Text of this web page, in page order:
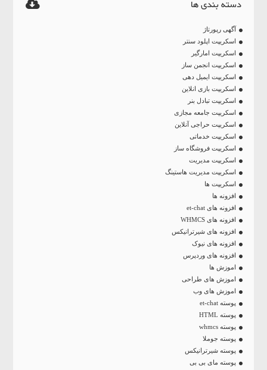
دسته بندی ها
آگهی رپورتاژ
اسکریپت اپلود سنتر
اسکریپت امارگیر
اسکریپت انجمن ساز
اسکریپت ایمیل دهی
اسکریپت بازی انلاین
اسکریپت تبادل بنر
اسکریپت جامعه مجازی
اسکریپت حراجی آنلاین
اسکریپت خدماتی
اسکریپت فروشگاه ساز
اسکریپت مدیریت
اسکریپت مدیریت هاستینگ
اسکریپت ها
افزونه ها
افزونه های et-chat
افزونه های WHMCS
افزونه های شیرترانیکس
افزونه های نیوک
افزونه های وردپرس
اموزش ها
اموزش های طراحی
اموزش های وب
پوسته et-chat
پوسته HTML
پوسته whmcs
پوسته جوملا
پوسته شیرترانیکس
پوسته مای بی بی